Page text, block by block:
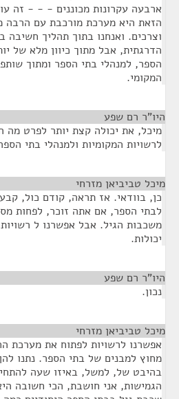
ארבעה עקרונות מכוננים - - - זה
הזאת היא מערכת מורכבת עם הרבה
וצרכים. ואנחנו בתוך תהליך חשיבה
הדרגתית, אבל מתוך כיוון מלא של
הספר, למנהלי בתי הספר ומתוך
המקומי.
היו"ר רם שפע
מיכל, את יכולה קצת יותר לפרט מה
לרשויות המקומיות ולמנהלי בתי
מיכל טביביאן מזרחי
כן, בוודאי. אז תראה, קודם כול,
לבתי הספר, אם אתה זוכר, לפחות
משכבות הגיל. אבל אפשרנו ל
יכולות.
היו"ר רם שפע
נכון.
מיכל טביביאן מזרחי
אפשרנו לרשויות לפתוח את מערכת
מחוץ למבנים של בתי הספר. נתנו
בהיבט של, למשל, באיזו שעה
הגמישות, אני חושבת, הכי חשובה